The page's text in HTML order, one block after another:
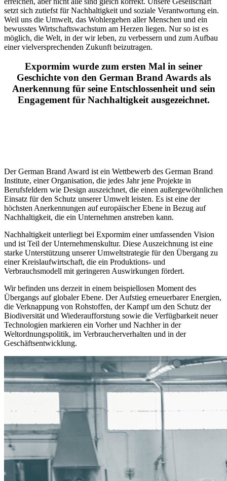
setzt sich zutiefst für Nachhaltigkeit und soziale Verantwortung ein.
Weil uns die Umwelt, das Wohlergehen aller Menschen und ein
bewusstes Wirtschaftswachstum am Herzen liegen. Nur so ist es
möglich, die Welt, in der wir leben, zu verbessern und zum Aufbau
einer vielversprechenden Zukunft beizutragen.
Expormim wurde zum ersten Mal in seiner
Geschichte von den German Brand Awards als
Anerkennung für seine Entschlossenheit und sein
Engagement für Nachhaltigkeit ausgezeichnet.
Der German Brand Award ist ein Wettbewerb des German Brand
Institute, einer Organisation, die jedes Jahr jene Projekte in
Berufsfeldern wie Design auszeichnet, die einen außergewöhnlichen
Einsatz für den Schutz unserer Umwelt leisten. Es ist eine der
höchsten Anerkennungen auf europäischer Ebene in Bezug auf
Nachhaltigkeit, die ein Unternehmen anstreben kann.
Nachhaltigkeit unterliegt bei Expormim einer umfassenden Vision
und ist Teil der Unternehmenskultur. Diese Auszeichnung ist eine
starke Unterstützung unserer Umweltstrategie für den Übergang zu
einer Kreislaufwirtschaft, die ein Produktions- und
Verbrauchsmodell mit geringeren Auswirkungen fördert.
Wir befinden uns derzeit in einem beispiellosen Moment des
Übergangs auf globaler Ebene. Der Aufstieg erneuerbarer Energien,
die Verknappung von Rohstoffen, der Kampf um den Schutz der
Biodiversität und Wiederaufforstung sowie die Verfügbarkeit neuer
Technologien markieren ein Vorher und Nachher in der
Weltordnungspolitik, im Verbraucherverhalten und in der
Geschäftsentwicklung.